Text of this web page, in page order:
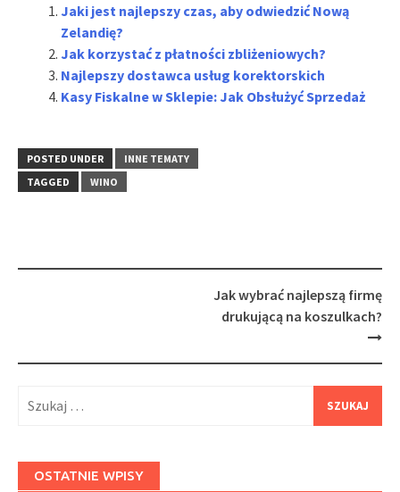
Jaki jest najlepszy czas, aby odwiedzić Nową
Zelandię?
Jak korzystać z płatności zbliżeniowych?
Najlepszy dostawca usług korektorskich
Kasy Fiskalne w Sklepie: Jak Obsłużyć Sprzedaż
POSTED UNDER
INNE TEMATY
TAGGED
WINO
Jak wybrać najlepszą firmę
drukującą na koszulkach?
OSTATNIE WPISY